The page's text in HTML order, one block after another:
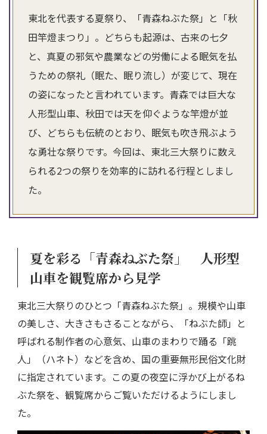
東北を代表する夏祭り、「青森ねぶた祭」と「秋
田竿燈まつり」。どちらも起源は、古来の七夕
と、真夏の邪気や農業などの労働による眠気を払
うための祭礼（眠た、眠り流し）が変じて、現在
の姿になったと言われています。青森では巨大な
人形型山車、秋田では天を仰ぐような竿燈が並
び、どちらも伝統のとおり、眠気も吹き飛ぶよう
な勇壮な祭りです。今回は、東北三大祭りに数え
られる2つの祭りを効率的に訪れる行程としまし
た。
夏を彩る「青森ねぶた祭」 人形型
山車を観覧席から見学
東北三大祭りのひとつ「青森ねぶた祭」。規模や山車
の美しさ、大きさもさることながら、「ねぶた師」と
呼ばれる制作者の心意気、山車のまわりで踊る「跳
人」（ハネト）などを含め、国の重要無形民俗文化財
に指定されています。この夏の夜空に浮かび上がるね
ぶた祭を、観覧席からご覧いただけるようにしまし
た。